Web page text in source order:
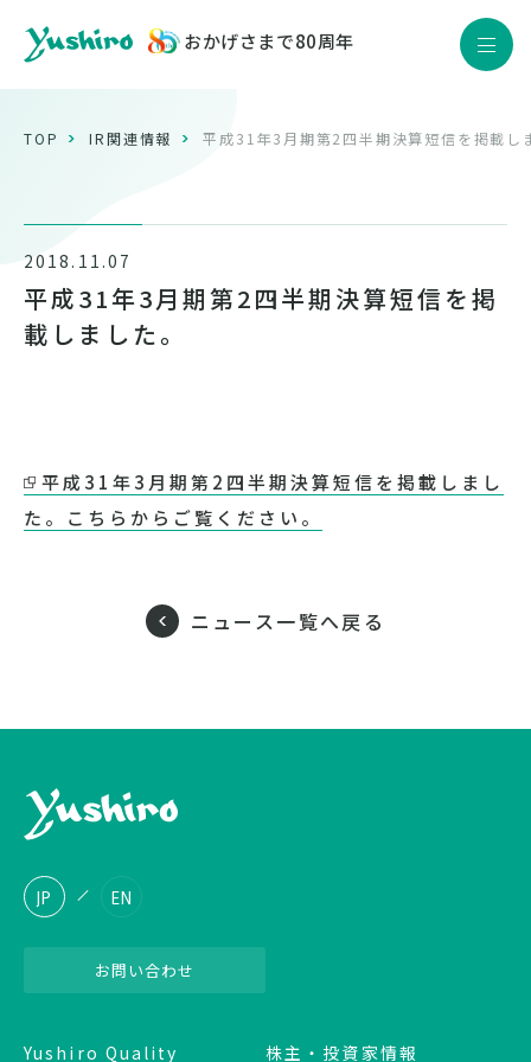
おかげさまで80周年
JP
お問い合わせ
企業情報
サステナビリティ
株主・投資家情報
TOP IR関連情報 平成31年3月期第2四半期決算短信を掲載し
2018.11.07
平成31年3月期第2四半期決算短信を掲
載しました。
平成31年3月期第2四半期決算短信を掲載しまし
た。こちらからご覧ください。
ニュース一覧へ戻る
JP EN
お問い合わせ
Yushiro Quality 株主・投資家情報